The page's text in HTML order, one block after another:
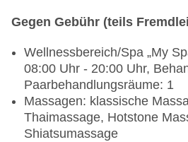
Gegen Gebühr (teils
Wellnessbereich/Spa „My
08:00 Uhr - 20:00 Uhr,
Paarbehandlungsräume: 1
Massagen: klassische
Thaimassage, Hotstone
Shiatsumassage